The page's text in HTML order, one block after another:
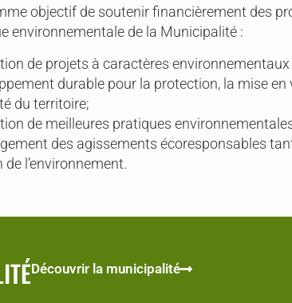
objectif de soutenir financièrement des
environnementale de la Municipalité :
de projets à caractères
durable pour la protection, la mise
du territoire;
de meilleures pratiques
des agissements écoresponsables
l’environnement.
Découvrir la municipalité